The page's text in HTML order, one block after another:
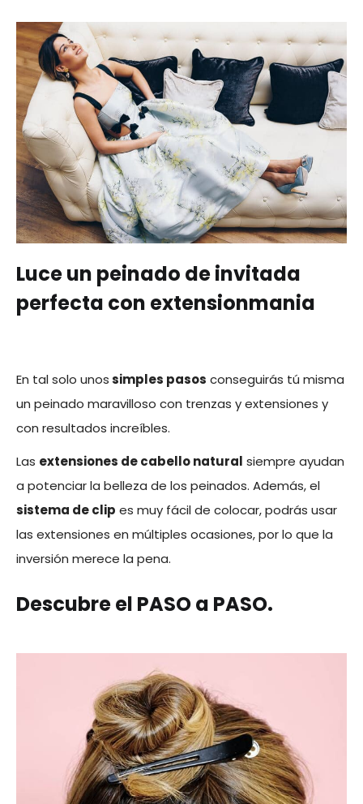
Luce un peinado de invitada
perfecta con extensionmania
En tal solo unossimples pasos conseguirás tú misma
un peinado maravilloso con trenzas y extensiones y
con resultados increíbles.
Las extensiones de cabello natural siempre ayudan
a potenciar la belleza de los peinados. Además, el
sistema de clip es muy fácil de colocar, podrás usar
las extensiones en múltiples ocasiones, por lo que la
inversión merece la pena.
Descubre el PASO a PASO.